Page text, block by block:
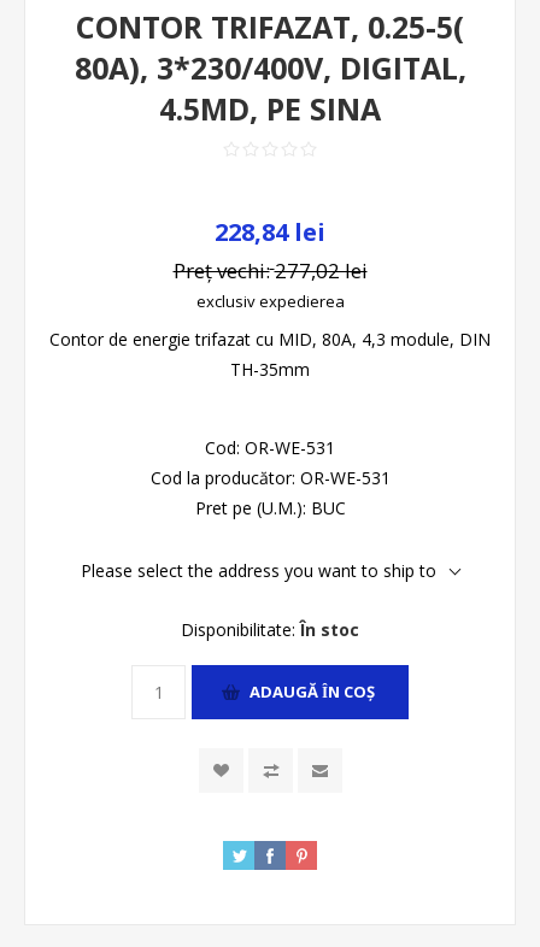
CONTOR TRIFAZAT, 0.25-5(
80A), 3*230/400V, DIGITAL,
4.5MD, PE SINA
228,84 lei
Preț vechi:277,02 lei
exclusivexpedierea
Contor de energie trifazat cu MID, 80A, 4,3 module, DIN
TH-35mm
Cod: OR-WE-531
Cod la producător: OR-WE-531
Pret pe (U.M.): BUC
Please select the address you want to ship to
Disponibilitate: În stoc
ADAUGĂ ȊN COŞ